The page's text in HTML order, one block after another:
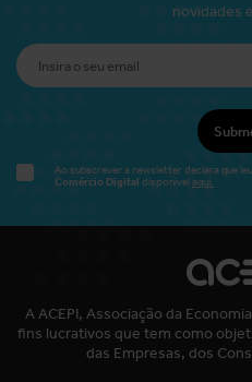
novidades
Ao subscrever a newsletter declara que
Comércio Digital disponível aqui.
A ACEPI, Associação da
fins lucrativos que tem como
das Empresas, dos